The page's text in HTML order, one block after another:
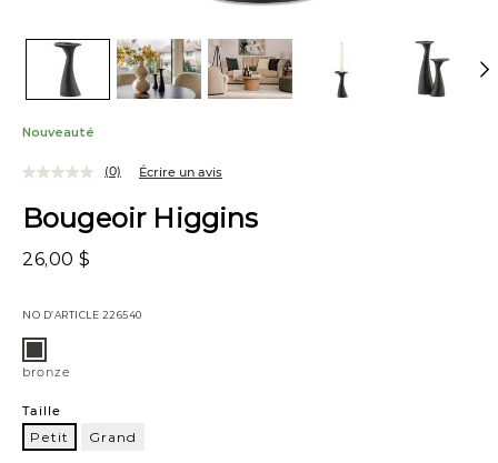
Nouveauté
Bougeoir Higgins
26,00 $
NO D’ARTICLE 226540
(0) Écrire un avis
Variations
bronze
Taille
Petit Grand